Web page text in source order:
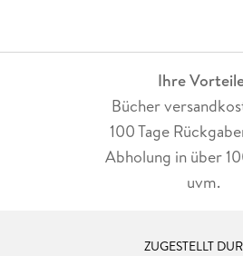
Ihre
Bücher
100 Tage
Abholung in über
uvm.
ZUGESTELLT